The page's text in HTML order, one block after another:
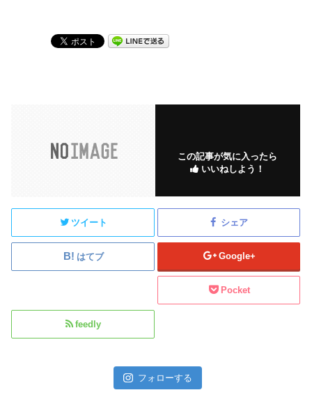
この記事が気に入ったら
いいねしよう！
ツイート シェア
はてブ Google+
Pocket
feedly
フォローする